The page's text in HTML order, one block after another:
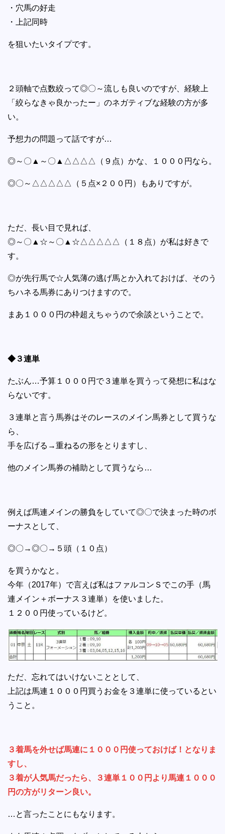
・穴馬の好走
・上記同時
を狙いたいタイプです。
２頭軸で点数絞って◎〇～流しも良いのですが、経験上
「絞らなきゃ良かったー」のネガティブな経験の方が多
い。
予想力の問題って話ですが…
◎～〇▲～〇▲△△△△（９点）かな、１０００円なら。
◎〇～△△△△△（５点×２００円）もありですが。
ただ、長い目で見れば、
◎～〇▲☆～〇▲☆△△△△△（１８点）が私は好きで
す。
◎が先行馬で☆人気薄の逃げ馬とか入れておけば、そのう
ちハネる馬券にありつけますので。
まあ１０００円の枠超えちゃうので余談ということで。
◆３連単
たぶん…予算１０００円で３連単を買うって発想に私はな
らないです。
３連単と言う馬券はそのレースのメイン馬券として買うな
ら、
手を広げる→重ねるの形をとりますし、
他のメイン馬券の補助として買うなら…
例えば馬連メインの勝負をしていて◎〇で決まった時のボ
ーナスとして、
◎〇→◎〇→５頭（１０点）
を買うかなと。
今年（2017年）で言えば私はファルコンＳでこの手（馬
連メイン＋ボーナス３連単）を使いました。
１２００円使っているけど。
ただ、忘れてはいけないこととして、
上記は馬連１０００円買うお金を３連単に使っているとい
うこと。
３着馬を外せば馬連に１０００円使っておけば！となりま
すし、
３着が人気馬だったら、３連単１００円より馬連１０００
円の方がリターン良い。
…と言ったことにもなります。